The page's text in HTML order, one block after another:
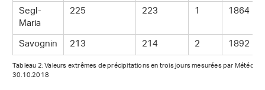
Tableau 2: Valeurs extrêmes de précipitations en trois jours mesurées par
30.10.2018
Segl-
Maria
225 223 1
1864
Savognin
213 214 2 1892